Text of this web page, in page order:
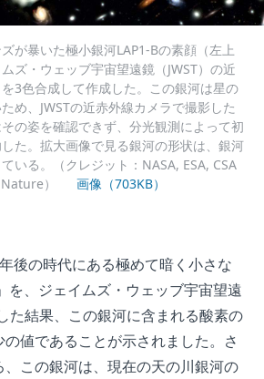
が暴いた極小銀河LAP1-Bの素顔（左上
ズ・ウェッブ宇宙望遠鏡（JWST）の近
3色合成して作成した。この銀河は星の
め、JWSTの近赤外線カメラで撮影した
の姿を確認できず、分光観測によって初
た。拡大画像で見る銀河の形状は、銀河
いる。（クレジット：NASA, ESA, CSA
）
画像（703KB）
後の時代にある極めて暗く小さな
を、ジェイムズ・ウェッブ宇宙望遠
た結果、この銀河に含まれる酸素の
値であることが示されました。さ
、この銀河は、現在の天の川銀河の